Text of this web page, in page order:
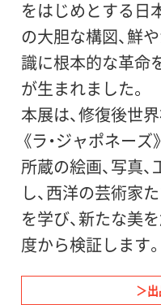
は開館、7月22日（
会場：
世田谷美術館 1・2
主催：
世田谷美術館（公
団）、ボストン美術
ョン
後援：
をはじめとする日
の大胆な構図、鮮
識に根本的な革命
が生まれました。
本展は、修復後世
《ラ・ジャポネー
所蔵の絵画、写真
し、西洋の芸術家
を学び、新たな美
度から検証します。